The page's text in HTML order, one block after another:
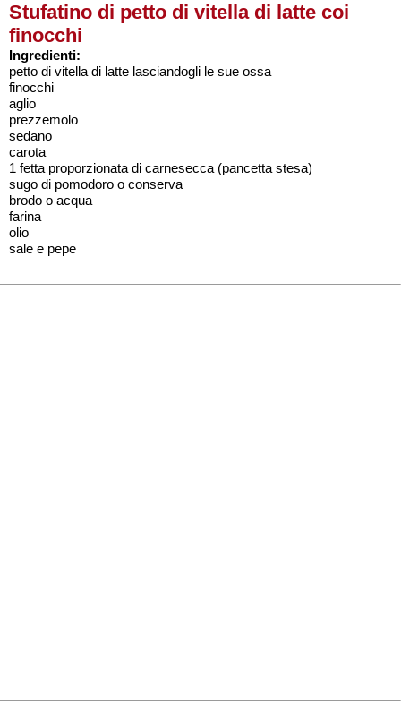
Stufatino di petto di vitella di latte coi
finocchi
Ingredienti:
petto di vitella di latte lasciandogli le sue ossa
finocchi
aglio
prezzemolo
sedano
carota
1 fetta proporzionata di carnesecca (pancetta stesa)
sugo di pomodoro o conserva
brodo o acqua
farina
olio
sale e pepe